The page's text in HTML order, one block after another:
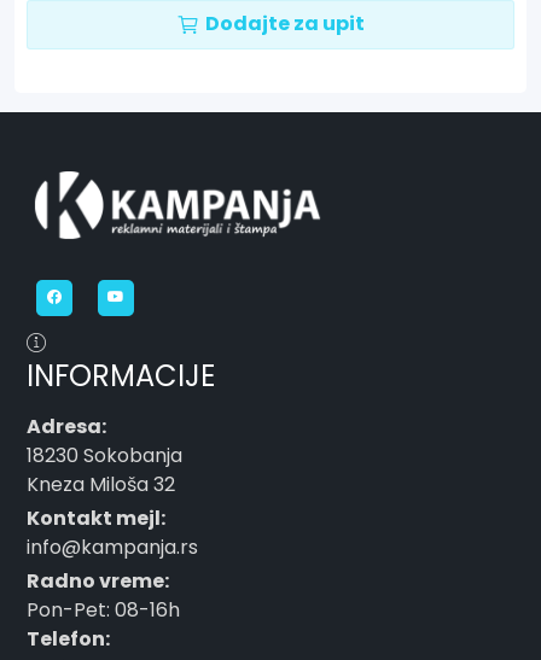
Dodajte za upit
INFORMACIJE
Adresa:
18230 Sokobanja
Kneza Miloša 32
Kontakt mejl:
info@kampanja.rs
Radno vreme:
Pon-Pet: 08-16h
Telefon: